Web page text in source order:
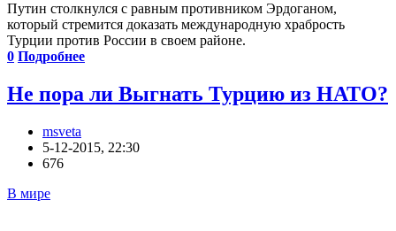
Путин столкнулся с равным противником Эрдоганом,
который стремится доказать международную храбрость
Турции против России в своем районе.
0 Подробнее
Не пора ли Выгнать Турцию из НАТО?
msveta
5-12-2015, 22:30
676
В мире